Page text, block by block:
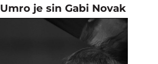
Umro je sin Gabi Novak